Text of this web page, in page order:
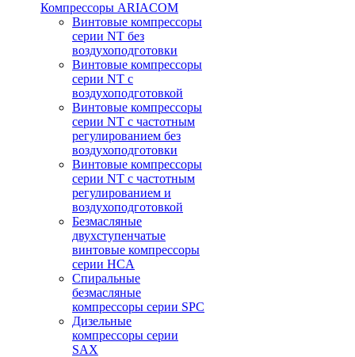
Компрессоры ARIACOM
Винтовые компрессоры
серии NT без
воздухоподготовки
Винтовые компрессоры
серии NT c
воздухоподготовкой
Винтовые компрессоры
серии NT с частотным
регулированием без
воздухоподготовки
Винтовые компрессоры
серии NT с частотным
регулированием и
воздухоподготовкой
Безмасляные
двухступенчатые
винтовые компрессоры
серии HCA
Спиральные
безмасляные
компрессоры серии SPC
Дизельные
компрессоры серии
SAX